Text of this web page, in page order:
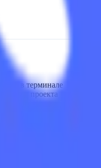
в терминале
проекта
юнит-тестов и анализ
по API